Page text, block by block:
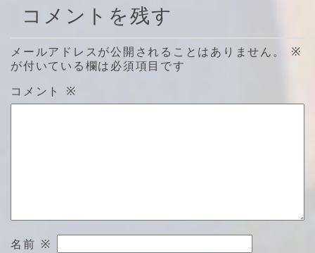
コメントを残す
メールアドレスが公開されることはありません。
※
が付いている欄は必須項目です
コメント ※
名前 ※